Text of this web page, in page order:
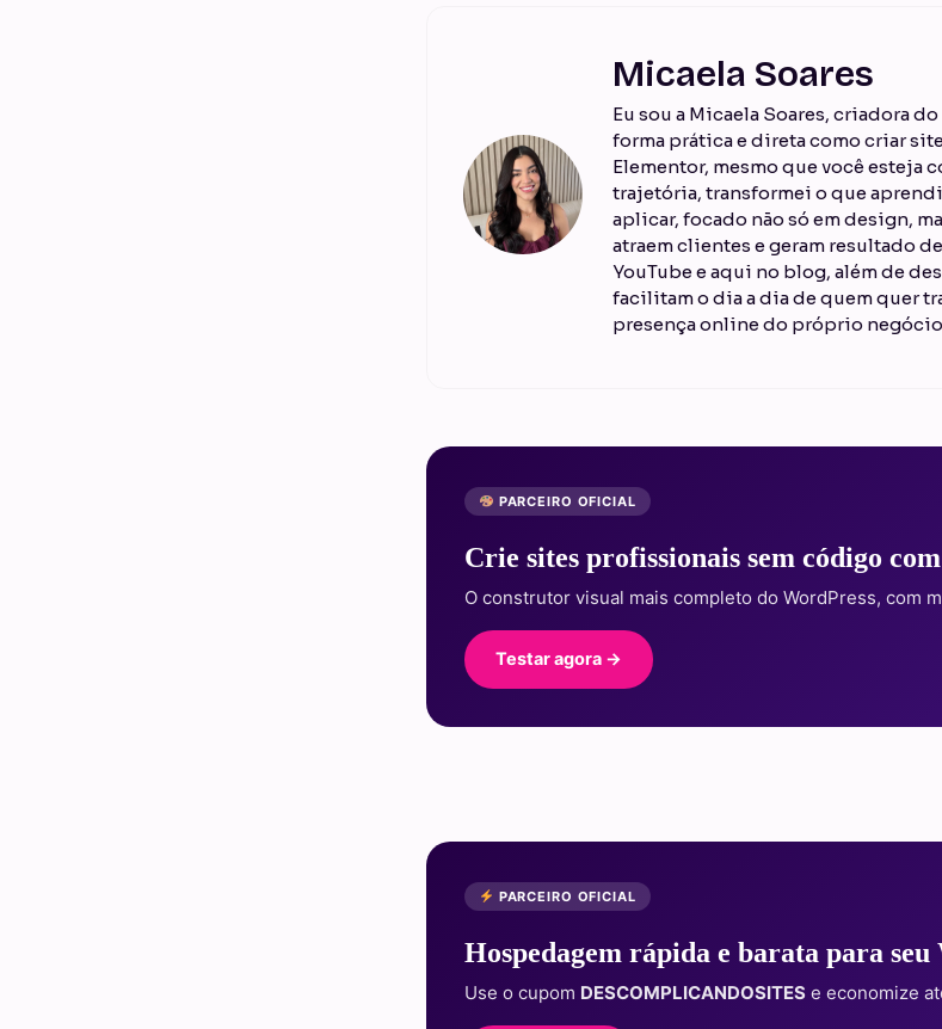
Micaela Soares
Eu sou a Micaela Soares, criadora
forma prática e direta como criar
Elementor, mesmo que você esteja
trajetória, transformei o que
aplicar, focado não só em design,
atraem clientes e geram resultado
YouTube e aqui no blog, além de
facilitam o dia a dia de quem quer
presença online do próprio
PARCEIRO OFICIAL
Crie sites profissionais sem código
O construtor visual mais completo do WordPress, com
Testar agora →
PARCEIRO OFICIAL
Hospedagem rápida e barata para seu
Use o cupom DESCOMPLICANDOSITES e economize